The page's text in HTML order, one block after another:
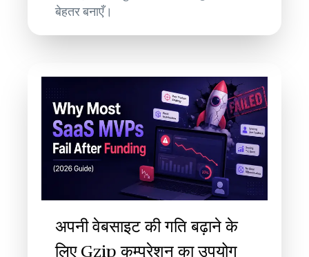
बेहतर बनाएँ।
अपनी वेबसाइट की गति बढ़ाने के
लिए Gzip कम्प्रेशन का उपयोग